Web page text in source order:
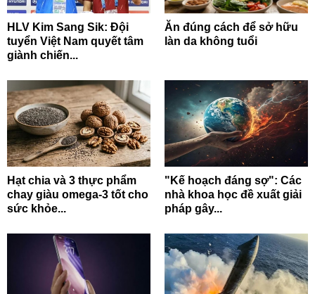
HLV Kim Sang Sik: Đội
tuyển Việt Nam quyết tâm
giành chiến...
Ăn đúng cách để sở hữu
làn da không tuổi
Hạt chia và 3 thực phẩm
chay giàu omega-3 tốt cho
sức khỏe...
"Kế hoạch đáng sợ": Các
nhà khoa học đề xuất giải
pháp gây...